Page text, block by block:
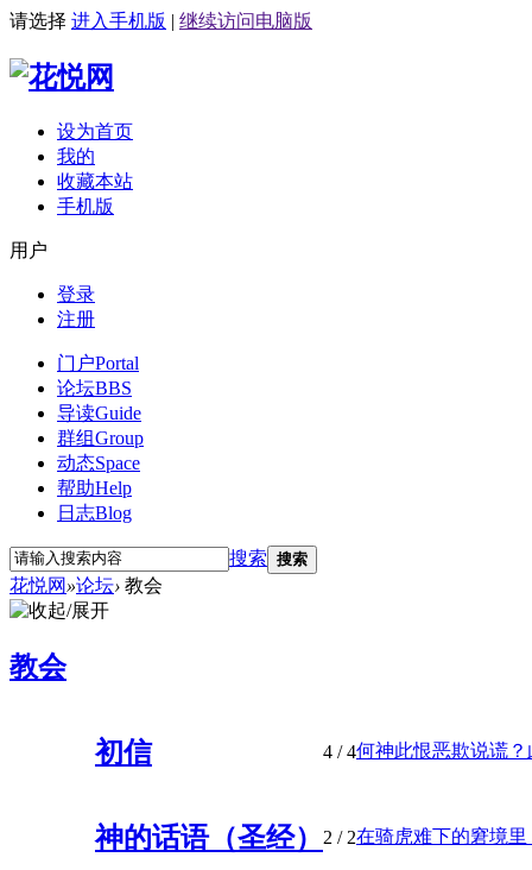
请选择 进入手机版 | 继续访问电脑版
设为首页
我的
收藏本站
手机版
用户
登录
注册
门户Portal
论坛BBS
导读Guide
群组Group
动态Space
帮助Help
日志Blog
搜索 搜索
花悦网 »论坛› 教会
教会
初信 4 / 4何神此恨恶欺说谎
神的话语（圣经） 2 / 2在骑虎难下的窘境